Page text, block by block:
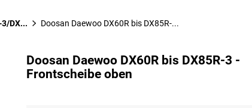
DX... Doosan Daewoo DX60R bis DX85R-...
Doosan Daewoo DX60R bis DX85R-3 -
Frontscheibe oben